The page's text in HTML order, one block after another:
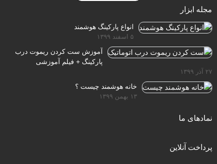
مجله ابزار
انواع پارکینگ هوشمند
۵ اسفند ۱۳۹۹
آموزش ست کردن ریموت درب
پارکینگ + فیلم آموزشی
۲۷ آذر ۱۳۹۹
خانه هوشمند چیست ؟
۱۳ بهمن ۱۳۹۹
نمادهای ما
پرداخت آنلاین